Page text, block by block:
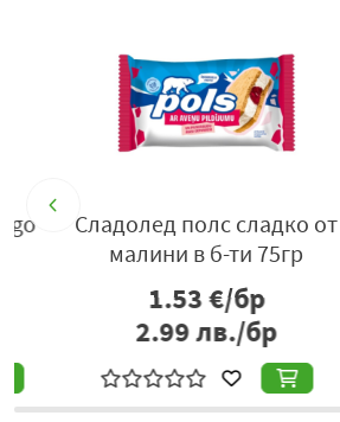
Сладолед полс сладко от
малини в б-ти 75гр
1.53€/бр
2.99лв./бр